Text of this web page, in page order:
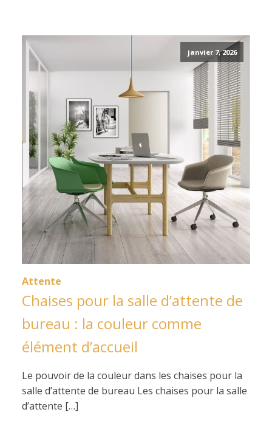
janvier 7, 2026
Attente
Chaises pour la salle d’attente de
bureau : la couleur comme
élément d’accueil
Le pouvoir de la couleur dans les chaises pour la
salle d’attente de bureau Les chaises pour la salle
d’attente […]